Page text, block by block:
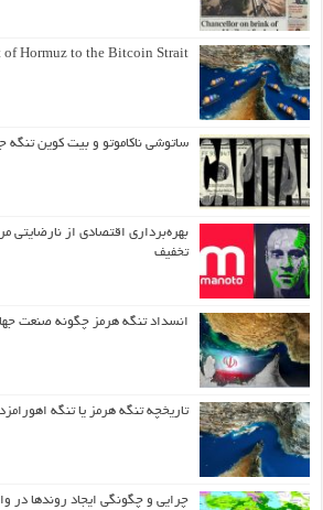
of Hormuz to the Bitcoin Strait
ساتوشی ناکاموتو و بیت کوین تنگه
بهره‌برداری اقتصادی از نارضایتی
تخفیف
انسداد تنگه هرمز چگونه صنعت
تاریخچه تنگه هرمز یا تنگه
چرایی و چگونگی ایجاد روندها در